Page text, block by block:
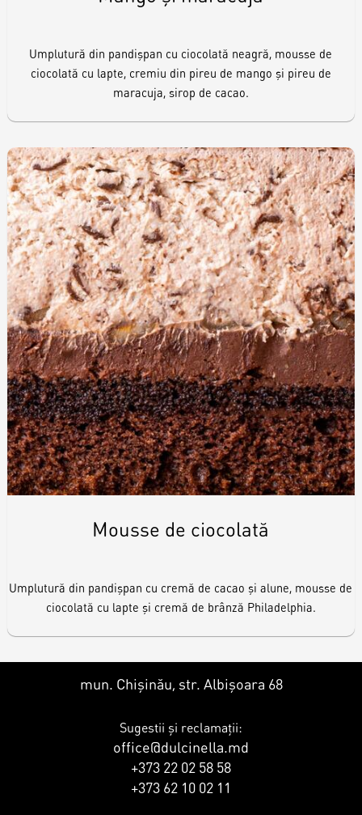
Umplutură din pandișpan cu ciocolată neagră, mousse de
ciocolată cu lapte, cremiu din pireu de mango și pireu de
maracuja, sirop de cacao.
Mousse de ciocolată
Umplutură din pandișpan cu cremă de cacao și alune, mousse de
ciocolată cu lapte și cremă de brânză Philadelphia.
mun. Chișinău, str. Albișoara 68
Sugestii și reclamații:
office@dulcinella.md
+373 22 02 58 58
+373 62 10 02 11